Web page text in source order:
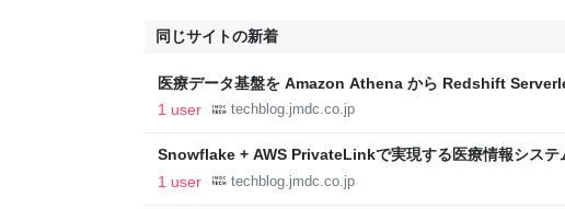
同じサイトの新着
医療データ基盤を Amazon Athena から Redshift
JMDC TECH BLOG
1 user techblog.jmdc.co.jp
Snowflake + AWS PrivateLinkで実現する医療情報システ
盤 - JMDC TECH BLOG
1 user techblog.jmdc.co.jp